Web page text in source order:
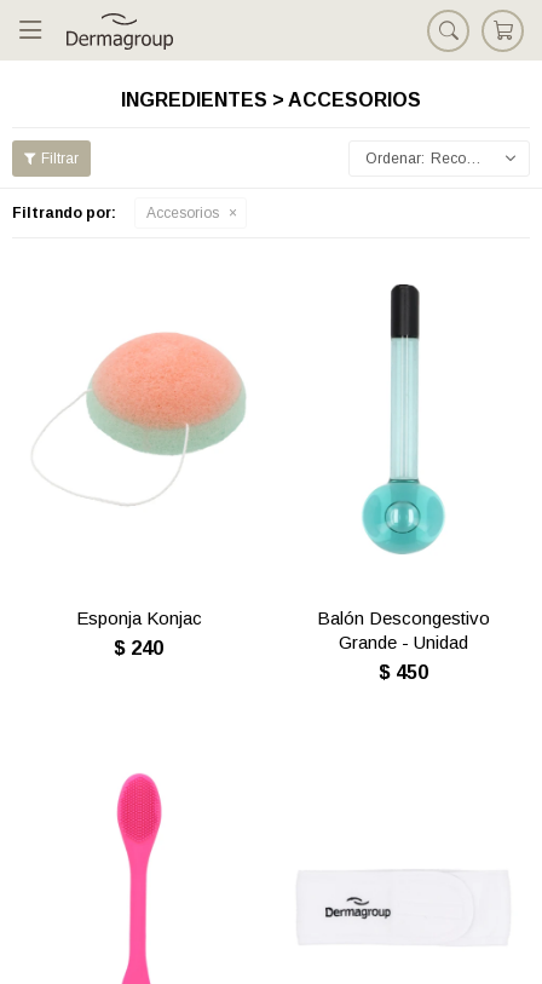

INGREDIENTES > ACCESORIOS
Recomendados
Filtrando por: Accesorios
Esponja Konjac
$ 240
Balón Descongestivo
Grande - Unidad
$ 450